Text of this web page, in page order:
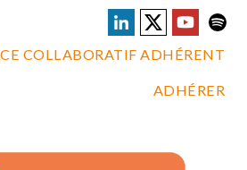
COLLABORATIF ADHÉRENT
ADHÉRER